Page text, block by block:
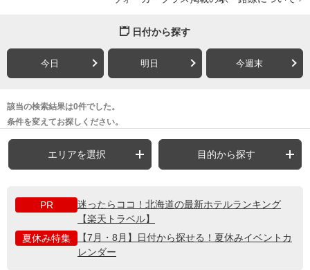
日付から探す
今日 明日 今週末
該当の検索結果は0件でした。
条件を変えてお探しください。
エリアを選択 目的から探す
PR
迷ったらココ！北海道の最新ホテルランキング
【楽天トラベル】
夏休み特集
【7月・8月】日付から探せる！夏休みイベントカ
レンダー